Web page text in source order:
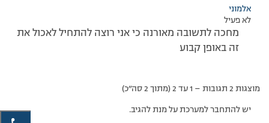
אלמוני
לא פעיל
מחכה לתשובה מאורנה כי אני רוצה להתחיל לאכול את
זה באופן קבוע
מוצגות 2 תגובות – 1 עד 2 (מתוך 2 סה״כ)
יש להתחבר למערכת על מנת להגיב.